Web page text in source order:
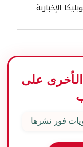
الإخبارية
الأخرى على
فور نشرها